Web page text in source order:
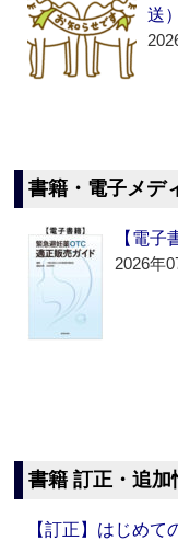
送
書籍・電子メデ
【電
2026年
書籍 訂正・追加
【訂正】はじめ